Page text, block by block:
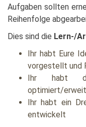
Aufgaben sollten
Reihenfolge
Dies sind die Lern-/
Ihr habt Eure
vorgestellt und
Ihr habt
optimiert/
Ihr habt ein
entwickelt